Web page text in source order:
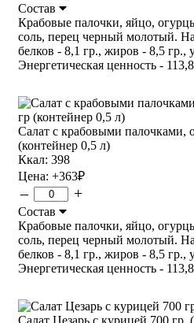
Состав
Крабовые палочки, яйцо,
соль, перец черный молотый.
белков - 8,1 гр., жиров - 8,5 гр.,
Энергетическая ценность -
Салат с крабовыми палочками,
(контейнер 0,5 л)
Ккал: 398
Цена: +363₽
– +
Состав
Крабовые палочки, яйцо,
соль, перец черный молотый.
белков - 8,1 гр., жиров - 8,5 гр.,
Энергетическая ценность -
Салат Цезарь с курицей 700 гр.